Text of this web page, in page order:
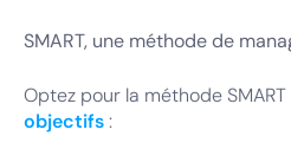
SMART, une méthode de
Optez pour la méthode SMART
objectifs: